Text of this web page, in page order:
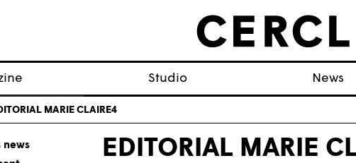
Studio News
MARIE CLAIRE4
news
EDITORIAL MARIE